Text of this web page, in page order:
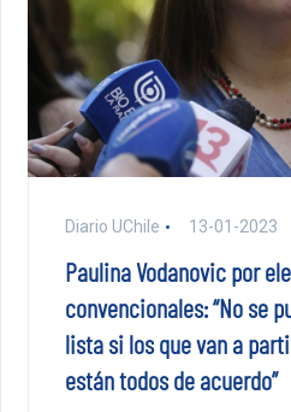
Diario UChile 13-01-2023
Paulina Vodanovic por
convencionales: “No se
lista si los que van a
están todos de acuerdo”